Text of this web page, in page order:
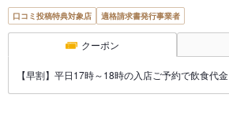
口コミ投稿特典対象店 適格請求書発行事業者
クーポン
【早割】平日17時～18時の入店ご予約で飲食代